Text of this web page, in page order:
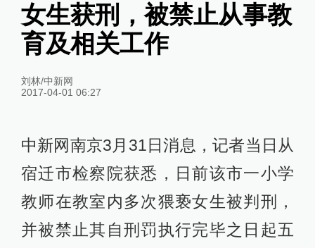
女生获刑，被禁止从事教
育及相关工作
刘林/中新网
2017-04-01 06:27
中新网南京3月31日消息，记者当日从
宿迁市检察院获悉，日前该市一小学
教师在教室内多次猥亵女生被判刑，
并被禁止其自刑罚执行完毕之日起五